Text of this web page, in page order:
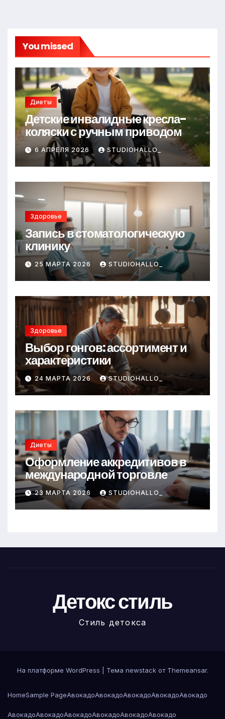
You missed
Диеты
Детские инвалидные кресла-
коляски с ручным приводом
6 АПРЕЛЯ 2026 STUDIOHALLO_
Здоровье
Запись в стоматологическую
клинику
25 МАРТА 2026 STUDIOHALLO_
Здоровье
Выбор гонгов: ассортимент и
характеристики
24 МАРТА 2026 STUDIOHALLO_
Диеты
Оформление аккредитивов в
международной торговле
23 МАРТА 2026 STUDIOHALLO_
Детокс стиль
Стиль детокса
На платформе WordPress Тема newstack от Themeansar.
HomeSample PageАвокадоАвокадоАвокадоАвокадоАвокадо
АвокадоАвокадоАвокадоАвокадоАвокадоАвокадо